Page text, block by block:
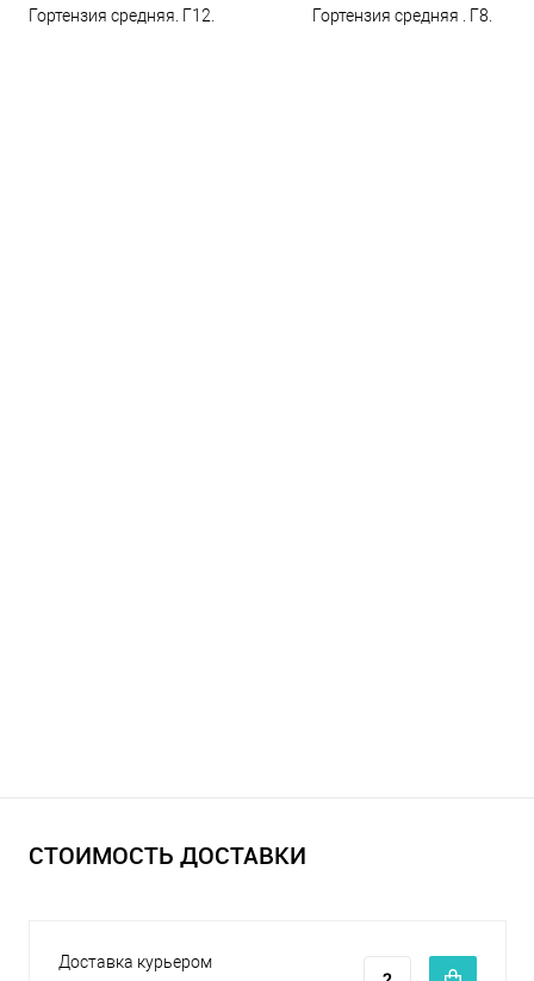
Гортензия средняя. Г12. Гортензия средняя . Г8.
СТОИМОСТЬ ДОСТАВКИ
Доставка курьером